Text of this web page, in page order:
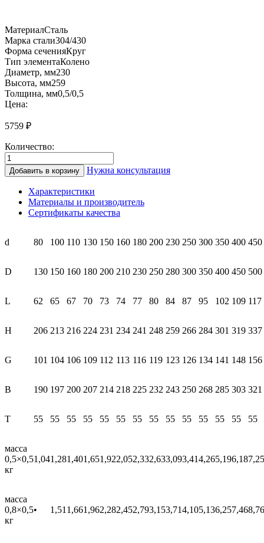
МатериалСталь
Марка стали304/430
Форма сеченияКруг
Тип элементаКолено
Диаметр, мм230
Высота, мм259
Толщина, мм0,5/0,5
Цена:
5759 ₽
Количество:
Количество
товара
СК45
230/280
Колено-
сэндвич
нерж.)
Добавить в корзину Нужна консультация
Характеристики
Материалы и производитель
Сертификаты качества
d 80 100 110 130 150 160 180 200 230 250 300 350 400 450
D 130 150 160 180 200 210 230 250 280 300 350 400 450 500
L 62 65 67 70 73 74 77 80 84 87 95 102 109 117
H 206 213 216 224 231 234 241 248 259 266 284 301 319 337
G 101 104 106 109 112 113 116 119 123 126 134 141 148 156
В 190 197 200 207 214 218 225 232 243 250 268 285 303 321
T 55 55 55 55 55 55 55 55 55 55 55 55 55 55
масса
0,5×0,5
кг
1,041,281,401,651,922,052,332,633,093,414,265,196,187,25
масса
0,8×0,5
кг
• 1,51 1,661,962,282,452,793,153,714,105,136,257,468,76